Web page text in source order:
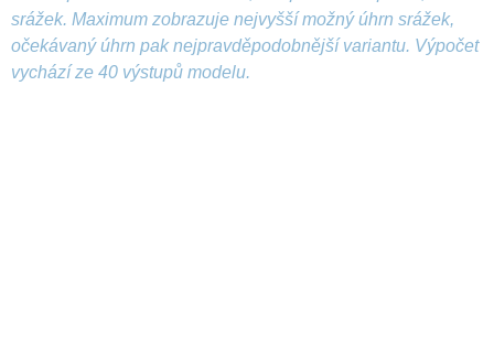
srážek. Maximum zobrazuje nejvyšší možný úhrn srážek,
očekávaný úhrn pak nejpravděpodobnější variantu. Výpočet
vychází ze 40 výstupů modelu.